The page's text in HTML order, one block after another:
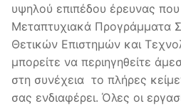
υψηλού επιπέδου έρευνας που
Μεταπτυχιακά Προγράμματα
Θετικών Επιστημών και
μπορείτε να περιηγηθείτε
στη συνέχεια το πλήρες
σας ενδιαφέρει. Όλες οι